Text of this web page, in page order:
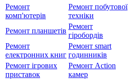
Ремонт
комп'ютерів
Ремонт побутової
техніки
Ремонт планшетів
Ремонт
гіробордів
Ремонт
електронних книг
Ремонт smart
годинників
Ремонт ігрових
приставок
Ремонт Action
камер